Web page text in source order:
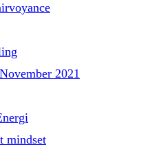
2021
mindset